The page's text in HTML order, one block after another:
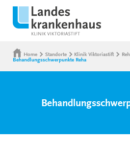
Home Standorte Klinik Viktoriastift
Behandlungsschwerpunkte Reha